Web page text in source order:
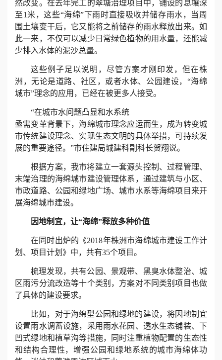
我
然改变。在去年完工的翠塘治理项目中，铺设的息壤深
至1米，这些“海绵”下雨时直接吸收并储存雨水，当周
围土壤变干后，它又能将之前储存的雨水释放出来。如
此一来，不仅可以减少日常绿色植物的用水量，还能减
少排入水体的泥沙总量。
这些例子足以说明，尽管方案才刚印发，但在株
洲，无论是道路、社区，或者水体、公园建设，“海绵
城市”理念的应用，已经在被更多人接受。
“在城市水问题凸显和水系统
亟需变革背景下，海绵城市理念应运而生，成为转变城
市传统建设理念、实现生态文明的具体举措，可持续发
展的重要途径。”市住建局城建科副科长贺翔说。
根据方案，我市将建立一套源头控制、过程管理、
末端治理的海绵城市建设管理体系，通过建筑与小区、
市政道路、公园和绿地广场、城市水系等海绵项目来开
展海绵城市建设。
因地制宜，让“海绵”释放多种价值
在同时出炉的《2018年株洲市海绵城市建设工作计
划、项目计划》中，共有35个项目。
梳理发现，共有公园、景观带、黑臭水体整治、城
区雨污分流改造等十个类别，方案对不同类别项目也做
了具体的建设要求。
比如，对于海绵型公园和绿地的建设，将因地制宜
设置雨水调蓄设施，采用雨水花园、透水生态铺装、下
凹式绿地和植草沟等措施，同时注重植物配置的生态性
和结构合理性，增强公园和绿地系统的城市海绵体功